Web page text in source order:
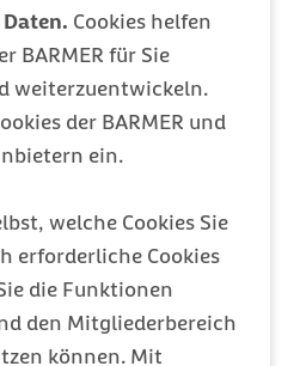
Cookies helfen
BARMER für Sie
weiterzuentwickeln.
der BARMER und
ein.
welche Cookies Sie
erforderliche Cookies
die Funktionen
den Mitgliederbereich
können. Mit